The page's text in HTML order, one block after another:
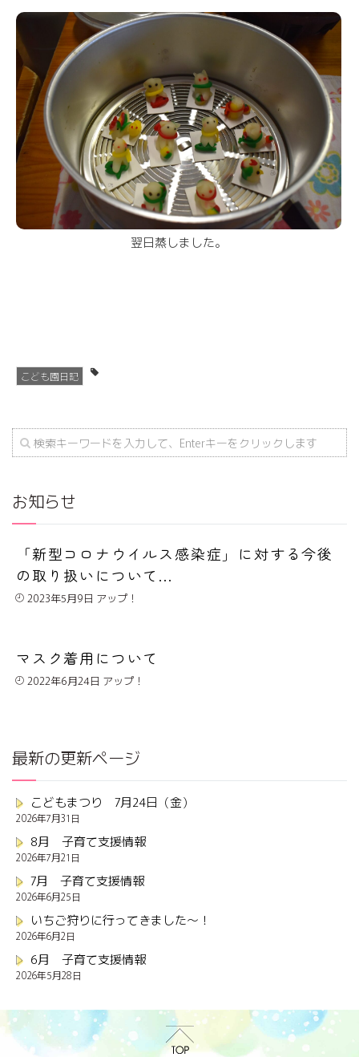
翌日蒸しました。
こども園日記
お知らせ
「新型コロナウイルス感染症」に対する今後
の取り扱いについて...
2023年5月9日
マスク着用について
2022年6月24日
最新の更新ページ
こどもまつり 7月24日（金）
2026年7月31日
8月 子育て支援情報
2026年7月21日
7月 子育て支援情報
2026年6月25日
いちご狩りに行ってきました～！
2026年6月2日
6月 子育て支援情報
2026年5月28日